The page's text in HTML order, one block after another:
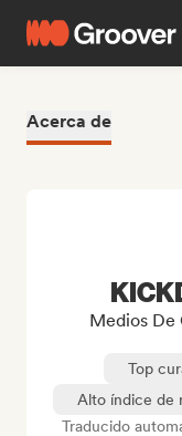
Acerca de
Medios
Top
Alto índice de
Traducido